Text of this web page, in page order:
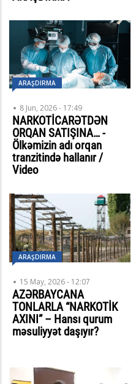
ARAŞDIRMA
8 Jun, 2026 - 17:49
NARKOTİCARƏTDƏN
ORQAN SATIŞINA… -
Ölkəmizin adı orqan
tranzitində hallanır /
Video
ARAŞDIRMA
15 May, 2026 - 12:07
AZƏRBAYCANA
TONLARLA “NARKOTİK
AXINI” – Hansı qurum
məsuliyyət daşıyır?